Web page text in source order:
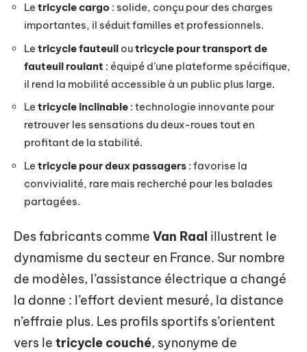
Le tricycle cargo : solide, conçu pour des charges
importantes, il séduit familles et professionnels.
Le tricycle fauteuil outricycle pour transport de
fauteuil roulant : équipé d’une plateforme spécifique,
il rend la mobilité accessible à un public plus large.
Le tricycle inclinable : technologie innovante pour
retrouver les sensations du deux-roues tout en
profitant de la stabilité.
Le tricycle pour deux passagers : favorise la
convivialité, rare mais recherché pour les balades
partagées.
Des fabricants comme Van Raal illustrent le
dynamisme du secteur en France. Sur nombre
de modèles, l’assistance électrique a changé
la donne : l’effort devient mesuré, la distance
n’effraie plus. Les profils sportifs s’orientent
vers le tricycle couché, synonyme de